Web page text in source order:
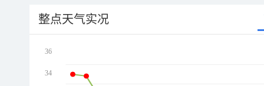
整点天气实况
36
34